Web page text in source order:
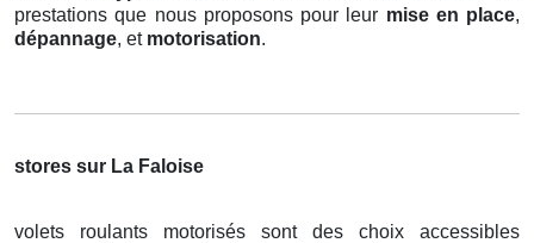
prestations que nous proposons pour leur mise en place,
dépannage, et motorisation.
stores sur La Faloise
volets roulants motorisés sont des choix accessibles